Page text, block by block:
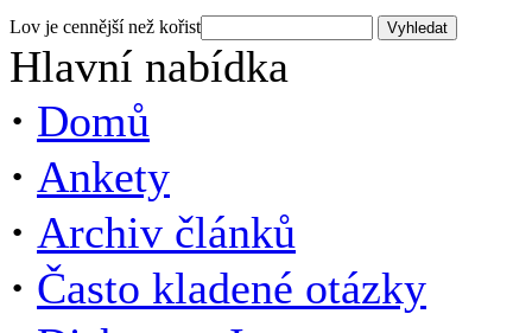
Lov je cennější než kořist
Hlavní nabídka
· Domů
· Ankety
· Archiv článků
· Často kladené otázky